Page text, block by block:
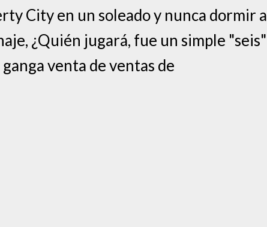
City en un soleado y nunca dormir a
¿Quién jugará, fue un simple "seis"
venta de ventas de